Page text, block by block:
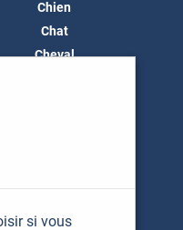
Chien
Chat
Cheval
FAQ
si vous